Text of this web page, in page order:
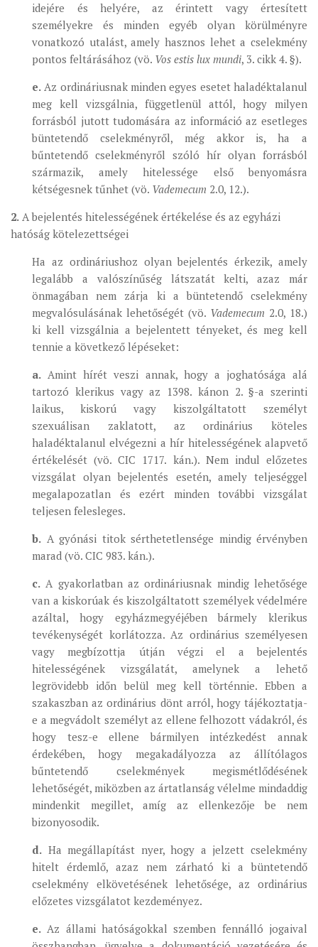
idejére és helyére, az érintett vagy értesített
személyekre és minden egyéb olyan körülményre
vonatkozó utalást, amely hasznos lehet a cselekmény
pontos feltárásához (vö. Vos estis lux mundi, 3. cikk 4. §).
e. Az ordináriusnak minden egyes esetet haladéktalanul
meg kell vizsgálnia, függetlenül attól, hogy milyen
forrásból jutott tudomására az információ az esetleges
büntetendő cselekményről, még akkor is, ha a
bűntetendő cselekményről szóló hír olyan forrásból
származik, amely hitelessége első benyomásra
kétségesnek tűnhet (vö. Vademecum 2.0, 12.).
2. A bejelentés hitelességének értékelése és az egyházi
hatóság kötelezettségei
Ha az ordináriushoz olyan bejelentés érkezik, amely
legalább a valószínűség látszatát kelti, azaz már
önmagában nem zárja ki a büntetendő cselekmény
megvalósulásának lehetőségét (vö. Vademecum 2.0, 18.)
ki kell vizsgálnia a bejelentett tényeket, és meg kell
tennie a következő lépéseket:
a. Amint hírét veszi annak, hogy a joghatósága alá
tartozó klerikus vagy az 1398. kánon 2. §-a szerinti
laikus, kiskorú vagy kiszolgáltatott személyt
szexuálisan zaklatott, az ordinárius köteles
haladéktalanul elvégezni a hír hitelességének alapvető
értékelését (vö. CIC 1717. kán.). Nem indul előzetes
vizsgálat olyan bejelentés esetén, amely teljeséggel
megalapozatlan és ezért minden további vizsgálat
teljesen felesleges.
b. A gyónási titok sérthetetlensége mindig érvényben
marad (vö. CIC 983. kán.).
c. A gyakorlatban az ordináriusnak mindig lehetősége
van a kiskorúak és kiszolgáltatott személyek védelmére
azáltal, hogy egyházmegyéjében bármely klerikus
tevékenységét korlátozza. Az ordinárius személyesen
vagy megbízottja útján végzi el a bejelentés
hitelességének vizsgálatát, amelynek a lehető
legrövidebb időn belül meg kell történnie. Ebben a
szakaszban az ordinárius dönt arról, hogy tájékoztatja-
e a megvádolt személyt az ellene felhozott vádakról, és
hogy tesz-e ellene bármilyen intézkedést annak
érdekében, hogy megakadályozza az állítólagos
bűntetendő cselekmények megismétlődésének
lehetőségét, miközben az ártatlanság vélelme mindaddig
mindenkit megillet, amíg az ellenkezője be nem
bizonyosodik.
d. Ha megállapítást nyer, hogy a jelzett cselekmény
hitelt érdemlő, azaz nem zárható ki a büntetendő
cselekmény elkövetésének lehetősége, az ordinárius
előzetes vizsgálatot kezdeményez.
e. Az állami hatóságokkal szemben fennálló jogaival